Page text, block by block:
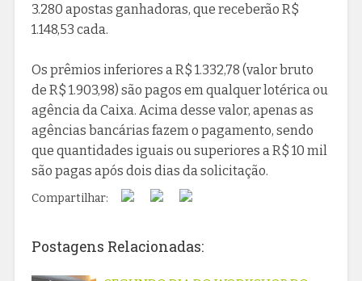
3.280 apostas ganhadoras, que receberão R$
1.148,53 cada.
Os prêmios inferiores a R$ 1.332,78 (valor bruto
de R$ 1.903,98) são pagos em qualquer lotérica ou
agência da Caixa. Acima desse valor, apenas as
agências bancárias fazem o pagamento, sendo
que quantidades iguais ou superiores a R$ 10 mil
são pagas após dois dias da solicitação.
Compartilhar:
Postagens Relacionadas: